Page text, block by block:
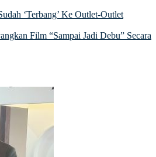
‘Terbang’ Ke Outlet-Outlet
Film “Sampai Jadi Debu” Secara